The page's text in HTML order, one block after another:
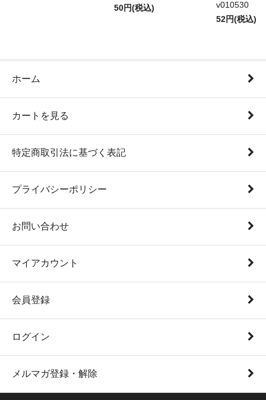
50円(税込)
v010530
52円(税込)
ホーム
カートを見る
特定商取引法に基づく表記
プライバシーポリシー
お問い合わせ
マイアカウント
会員登録
ログイン
メルマガ登録・解除